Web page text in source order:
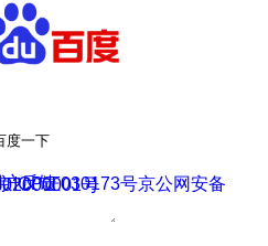
度一下
户反馈
ICP证030173号
号